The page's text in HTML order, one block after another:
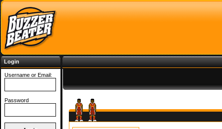
Login
Username or Email:
Password